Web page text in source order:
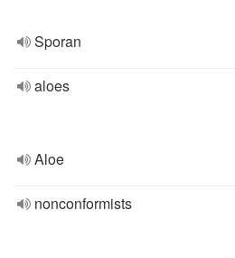
Sporan
aloes
Aloe
nonconformists